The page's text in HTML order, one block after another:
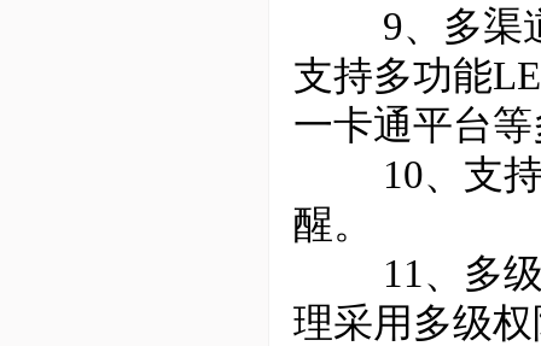
9、多渠道
支持多功能
一卡通平台
10、支持
醒。
11、多级
理采用多级